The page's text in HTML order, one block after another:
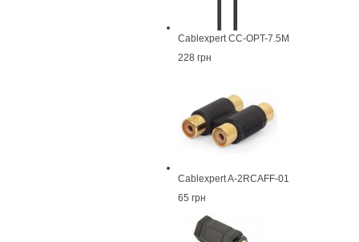
Cablexpert CC-OPT-7.5M
228 грн
Cablexpert A-2RCAFF-01
65 грн